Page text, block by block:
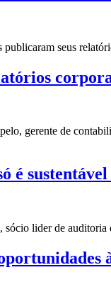
publicaram seus
gerente de
é
lider de auditoria